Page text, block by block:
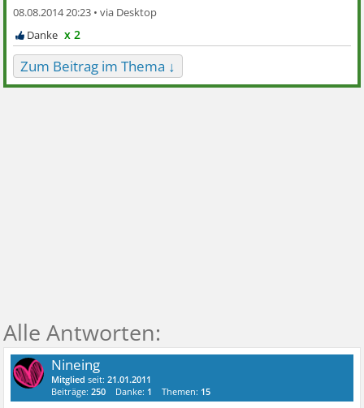
08.08.2014 20:23 •
x 2
Zum Beitrag im Thema ↓
Nineing
Mitglied seit:21.01.2011
Beiträge:250 Danke: 1 Themen: 15